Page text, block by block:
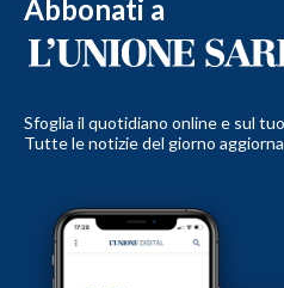
Abbonati a
Sfoglia il quotidiano online e sul
Tutte le notizie del giorno